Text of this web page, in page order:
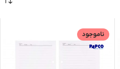
ناموجود